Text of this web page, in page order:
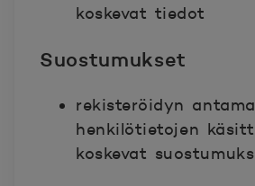
koskevat tiedot
Suostumukset
rekisteröidyn
henkilötietojen
koskevat